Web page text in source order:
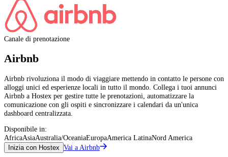
Canale di prenotazione
Airbnb
Airbnb rivoluziona il modo di viaggiare mettendo in contatto le persone con
alloggi unici ed esperienze locali in tutto il mondo. Collega i tuoi annunci
Airbnb a Hostex per gestire tutte le prenotazioni, automatizzare la
comunicazione con gli ospiti e sincronizzare i calendari da un'unica
dashboard centralizzata.
Disponibile in:
AfricaAsiaAustralia/OceaniaEuropaAmerica LatinaNord America
Inizia con Hostex Vai a Airbnb